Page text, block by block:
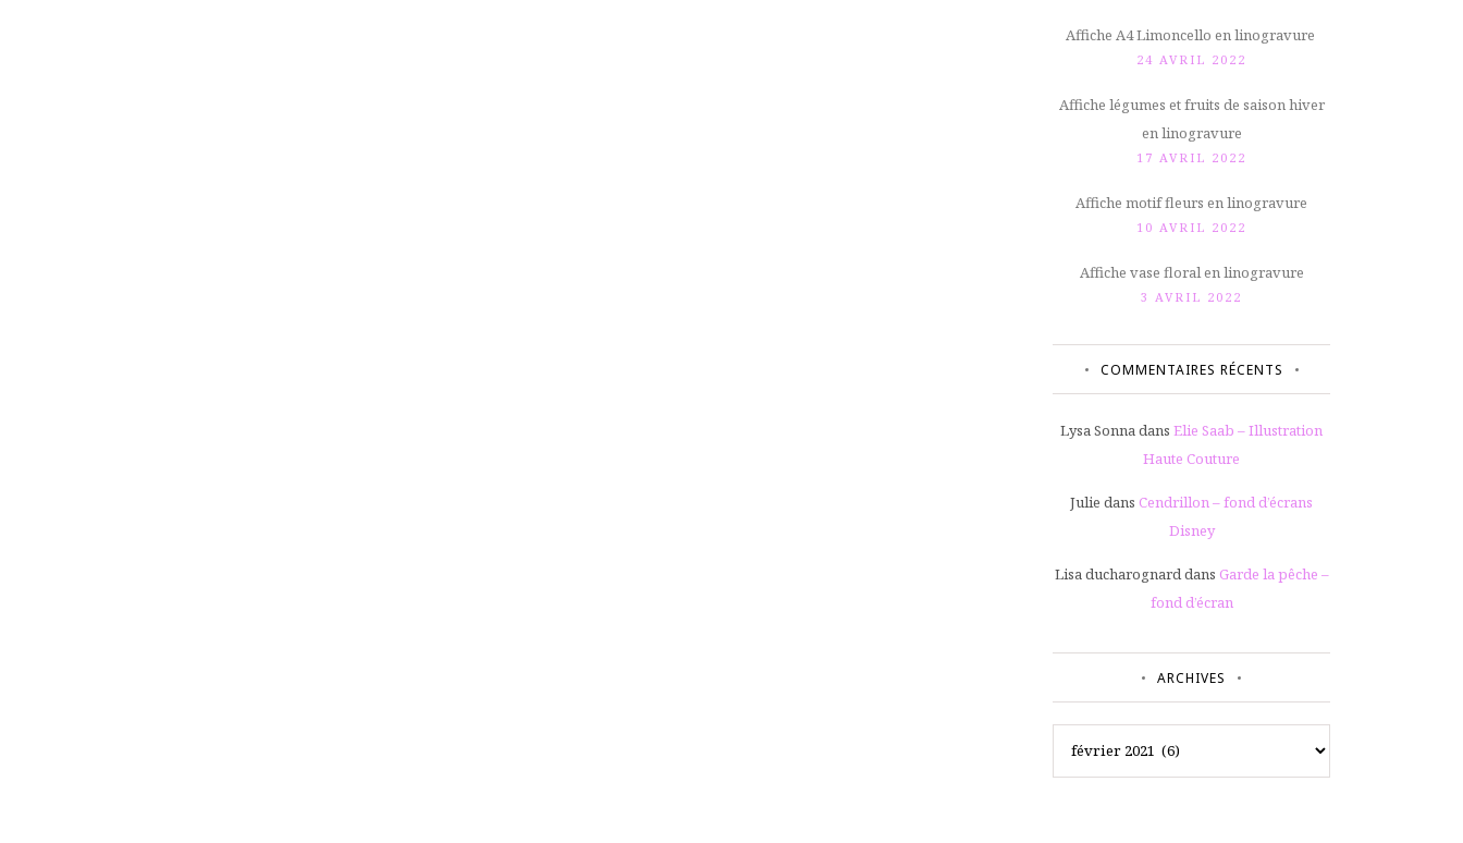
Affiche A4 Limoncello en linogravure
24 AVRIL 2022
Affiche légumes et fruits de saison hiver
en linogravure
17 AVRIL 2022
Affiche motif fleurs en linogravure
10 AVRIL 2022
Affiche vase floral en linogravure
3 AVRIL 2022
COMMENTAIRES RÉCENTS
Lysa Sonna dans Elie Saab – Illustration
Haute Couture
Julie dans Cendrillon – fond d’écrans
Disney
Lisa ducharognard dans Garde la pêche –
fond d’écran
ARCHIVES